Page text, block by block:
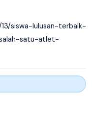
siswa-lulusan-terbaik-
satu-atlet-